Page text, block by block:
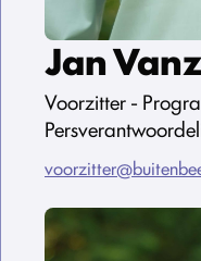
Jan
Voorzitter -